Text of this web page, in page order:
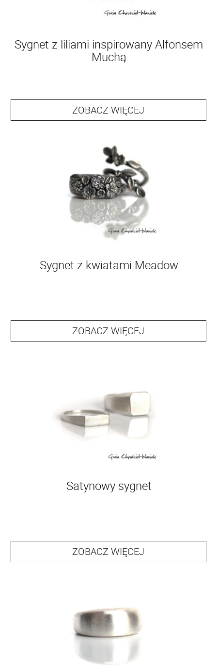
Sygnet z liliami inspirowany Alfonsem
Muchą
ZOBACZ WIĘCEJ
Sygnet z kwiatami Meadow
ZOBACZ WIĘCEJ
Satynowy sygnet
ZOBACZ WIĘCEJ